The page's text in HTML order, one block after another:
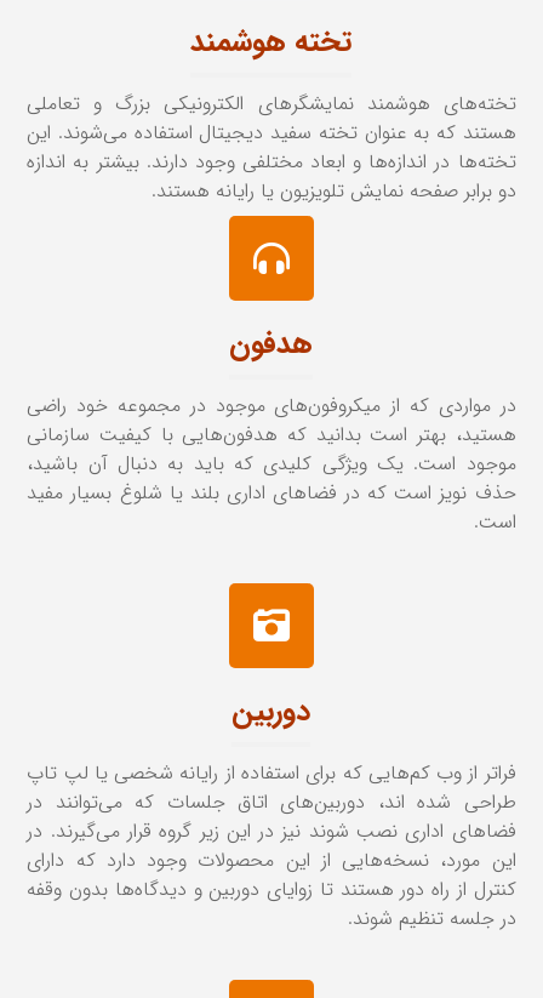
تخته هوشمند
تخته‌های هوشمند نمایشگرهای الکترونیکی بزرگ و تعاملی
هستند که به عنوان تخته سفید دیجیتال استفاده می‌شوند. این
تخته‌ها در اندازه‌ها و ابعاد مختلفی وجود دارند. بیشتر به اندازه
دو برابر صفحه نمایش تلویزیون یا رایانه هستند.
هدفون
در مواردی که از میکروفون‌های موجود در مجموعه خود راضی
هستید، بهتر است بدانید که هدفون‌هایی با کیفیت سازمانی
موجود است. یک ویژگی کلیدی که باید به دنبال آن باشید،
حذف نویز است که در فضاهای اداری بلند یا شلوغ بسیار مفید
است.
دوربین
فراتر از وب‌ کم‌هایی که برای استفاده از رایانه شخصی یا لپ تاپ
طراحی شده اند، دوربین‌های اتاق جلسات که می‌توانند در
فضاهای اداری نصب شوند نیز در این زیر گروه قرار می‌گیرند. در
این مورد، نسخه‌هایی از این محصولات وجود دارد که دارای
کنترل از راه دور هستند تا زوایای دوربین و دیدگاه‌ها بدون وقفه
در جلسه تنظیم شوند.